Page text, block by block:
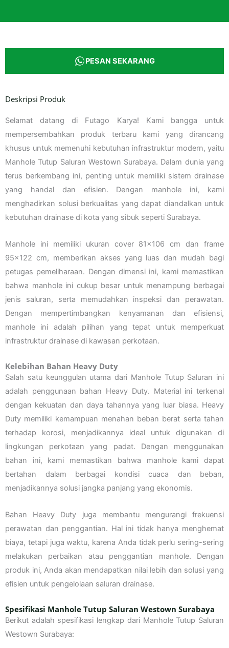
PESAN SEKARANG
Deskripsi Produk
Selamat datang di Futago Karya! Kami bangga untuk
mempersembahkan produk terbaru kami yang dirancang
khusus untuk memenuhi kebutuhan infrastruktur modern, yaitu
Manhole Tutup Saluran Westown Surabaya. Dalam dunia yang
terus berkembang ini, penting untuk memiliki sistem drainase
yang handal dan efisien. Dengan manhole ini, kami
menghadirkan solusi berkualitas yang dapat diandalkan untuk
kebutuhan drainase di kota yang sibuk seperti Surabaya.
Manhole ini memiliki ukuran cover 81×106 cm dan frame
95×122 cm, memberikan akses yang luas dan mudah bagi
petugas pemeliharaan. Dengan dimensi ini, kami memastikan
bahwa manhole ini cukup besar untuk menampung berbagai
jenis saluran, serta memudahkan inspeksi dan perawatan.
Dengan mempertimbangkan kenyamanan dan efisiensi,
manhole ini adalah pilihan yang tepat untuk memperkuat
infrastruktur drainase di kawasan perkotaan.
Kelebihan Bahan Heavy Duty
Salah satu keunggulan utama dari Manhole Tutup Saluran ini
adalah penggunaan bahan Heavy Duty. Material ini terkenal
dengan kekuatan dan daya tahannya yang luar biasa. Heavy
Duty memiliki kemampuan menahan beban berat serta tahan
terhadap korosi, menjadikannya ideal untuk digunakan di
lingkungan perkotaan yang padat. Dengan menggunakan
bahan ini, kami memastikan bahwa manhole kami dapat
bertahan dalam berbagai kondisi cuaca dan beban,
menjadikannya solusi jangka panjang yang ekonomis.
Bahan Heavy Duty juga membantu mengurangi frekuensi
perawatan dan penggantian. Hal ini tidak hanya menghemat
biaya, tetapi juga waktu, karena Anda tidak perlu sering-sering
melakukan perbaikan atau penggantian manhole. Dengan
produk ini, Anda akan mendapatkan nilai lebih dan solusi yang
efisien untuk pengelolaan saluran drainase.
Spesifikasi Manhole Tutup Saluran Westown Surabaya
Berikut adalah spesifikasi lengkap dari Manhole Tutup Saluran
Westown Surabaya: